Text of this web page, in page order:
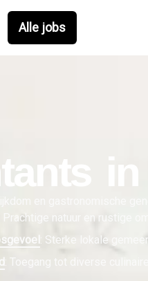
Alle jobs
en gastronomische
Prachtige natuur en rustige
: Sterke lokale
: Toegang tot diverse culinaire